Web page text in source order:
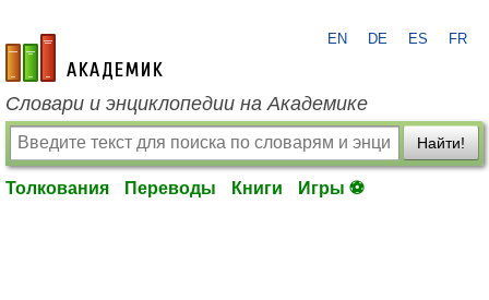
academic.ru
EN DE ES FR
Словари и энциклопедии на Академике
Найти!
Толкования Переводы Книги Игры ⚽